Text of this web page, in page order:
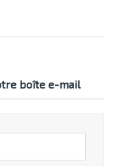
boîte e-mail